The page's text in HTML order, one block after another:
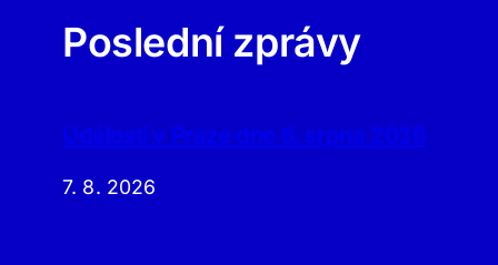
Poslední zprávy
Události v Praze dne 6. srpna 2026
7. 8. 2026